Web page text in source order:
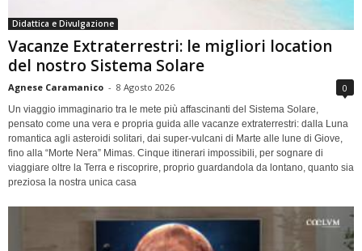
Didattica e Divulgazione
Vacanze Extraterrestri: le migliori location
del nostro Sistema Solare
Agnese Caramanico - 8 Agosto 2026 0
Un viaggio immaginario tra le mete più affascinanti del Sistema Solare,
pensato come una vera e propria guida alle vacanze extraterrestri: dalla Luna
romantica agli asteroidi solitari, dai super-vulcani di Marte alle lune di Giove,
fino alla “Morte Nera” Mimas. Cinque itinerari impossibili, per sognare di
viaggiare oltre la Terra e riscoprire, proprio guardandola da lontano, quanto sia
preziosa la nostra unica casa